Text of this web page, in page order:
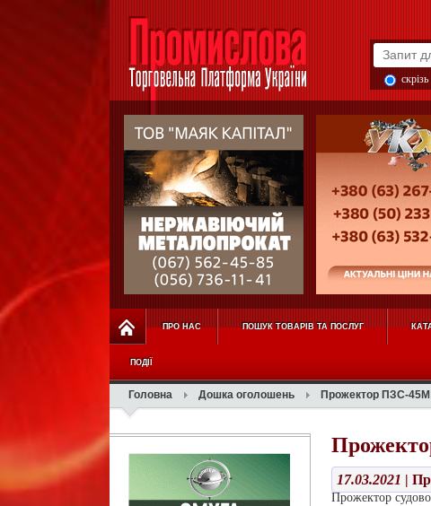
скрізь
ПРО НАС ПОШУК ТОВАРІВ ТА ПОСЛУГ
ПОДІЇ
Головна Дошка оголошень Прожектор ПЗС-
17.03.2021 |
Прожектор